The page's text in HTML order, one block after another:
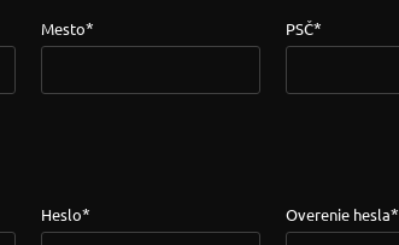
Mesto* PSČ*
Heslo* Overenie hesla*